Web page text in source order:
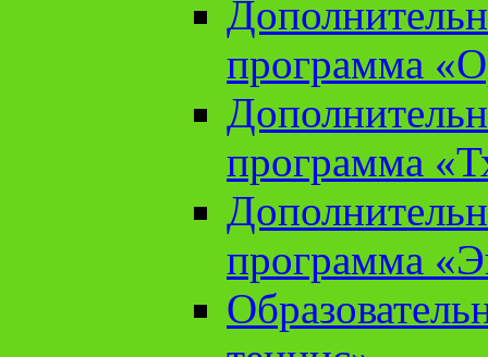
программа
программа
программа